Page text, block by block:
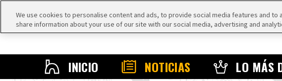
INICIO NOTICIAS LO MÁS
We use cookies to personalise content and ads, to provide social media features and to
share information about your use of our site with our social media, advertising and